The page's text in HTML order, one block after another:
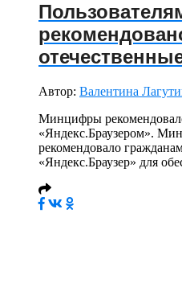
Автор: Валентина
Минцифры
«Яндекс.Браузером».
рекомендовало
«Яндекс.Браузер» для